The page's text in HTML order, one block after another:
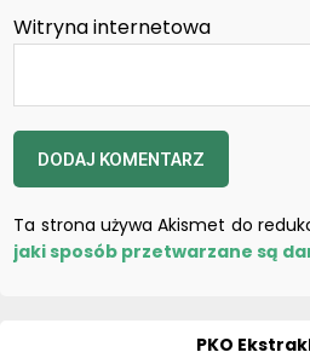
Witryna internetowa
Ta strona używa Akismet do
jaki sposób przetwarzane są
PKO